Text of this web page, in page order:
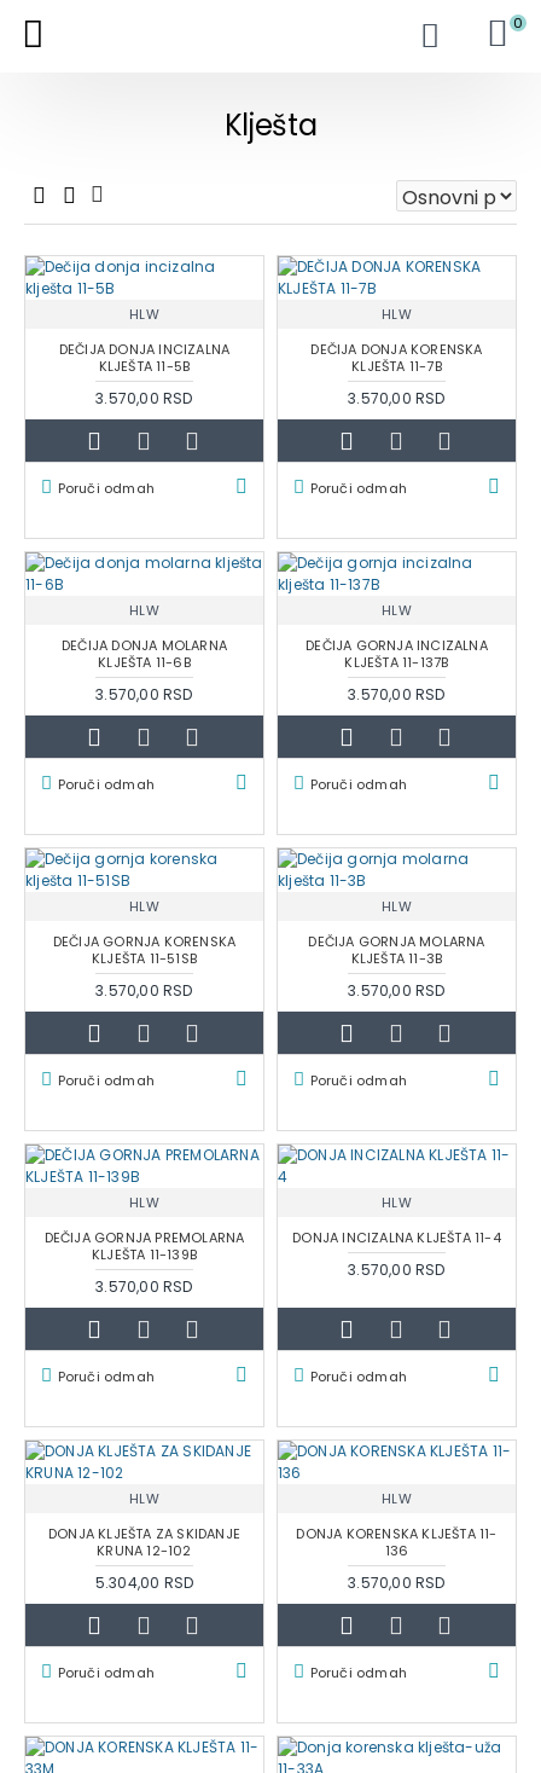
0
Klješta
HLW
DEČIJA DONJA INCIZALNA
KLJEŠTA 11-5B
3.570,00 RSD
Poruči odmah
HLW
DEČIJA DONJA KORENSKA
KLJEŠTA 11-7B
3.570,00 RSD
Poruči odmah
HLW
DEČIJA DONJA MOLARNA
KLJEŠTA 11-6B
3.570,00 RSD
Poruči odmah
HLW
DEČIJA GORNJA INCIZALNA
KLJEŠTA 11-137B
3.570,00 RSD
Poruči odmah
HLW
DEČIJA GORNJA KORENSKA
KLJEŠTA 11-51SB
3.570,00 RSD
Poruči odmah
HLW
DEČIJA GORNJA MOLARNA
KLJEŠTA 11-3B
3.570,00 RSD
Poruči odmah
HLW
DEČIJA GORNJA PREMOLARNA
KLJEŠTA 11-139B
3.570,00 RSD
Poruči odmah
HLW
DONJA INCIZALNA KLJEŠTA 11-4
3.570,00 RSD
Poruči odmah
HLW
DONJA KLJEŠTA ZA SKIDANJE
KRUNA 12-102
5.304,00 RSD
Poruči odmah
HLW
DONJA KORENSKA KLJEŠTA 11-
136
3.570,00 RSD
Poruči odmah